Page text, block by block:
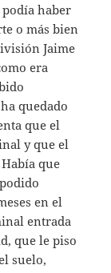
haber
o más bien
Jaime
era
quedado
que el
y que el
que
en el
entrada
que le piso
suelo,